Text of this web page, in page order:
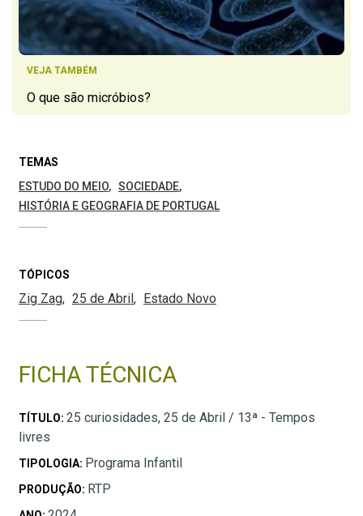
VEJA TAMBÉM
O que são micróbios?
TEMAS
ESTUDO DO MEIO
SOCIEDADE
HISTÓRIA E GEOGRAFIA DE PORTUGAL
TÓPICOS
Zig Zag 25 de Abril Estado Novo
FICHA TÉCNICA
TÍTULO: 25 curiosidades, 25 de Abril / 13ª - Tempos
livres
TIPOLOGIA: Programa Infantil
PRODUÇÃO: RTP